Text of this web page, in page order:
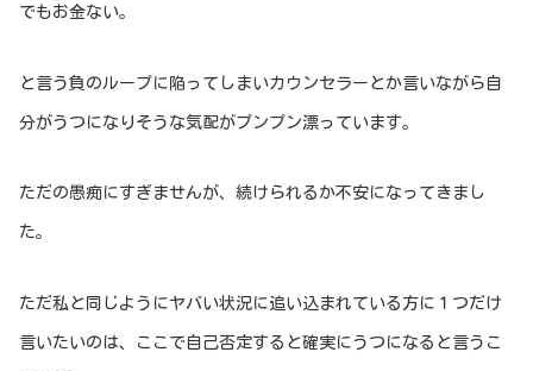
でもお金ない。
と言う負のループに陥ってしまいカウンセラーとか言いながら自
分がうつになりそうな気配がプンプン漂っています。
ただの愚痴にすぎませんが、続けられるか不安になってきまし
た。
ただ私と同じようにヤバい状況に追い込まれている方に１つだけ
言いたいのは、ここで自己否定すると確実にうつになると言うこ